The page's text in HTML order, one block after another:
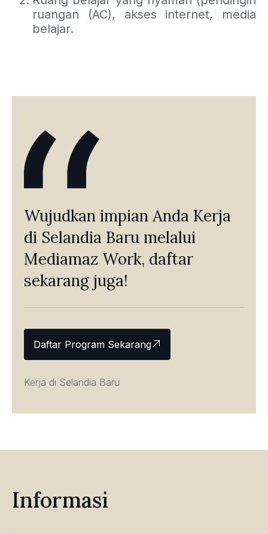
ruangan (AC), akses internet, media
belajar.
Wujudkan impian Anda Kerja
di Selandia Baru melalui
Mediamaz Work, daftar
sekarang juga!
Daftar Program Sekarang
Kerja di Selandia Baru
Informasi